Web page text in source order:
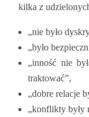
kilka z
„nie było
„było
„inność nie
traktować”,
„dobre relacje
„konflikty były